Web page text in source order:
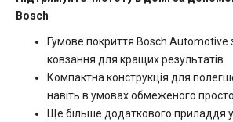
Bosch
Гумове покриття Bosch Automotive
ковзання для кращих результатів
Компактна конструкція для
навіть в умовах обмеженого
Ще більше додаткового приладдя